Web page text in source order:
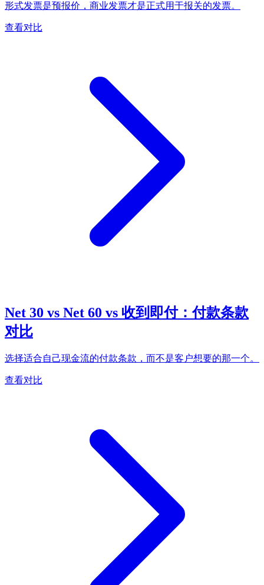
形式发票是预报价，商业发票才是正式用于报关的发票。
查看对比
Net 30 vs Net 60 vs 收到即付：付款条款
对比
选择适合自己现金流的付款条款，而不是客户想要的那一个。
查看对比